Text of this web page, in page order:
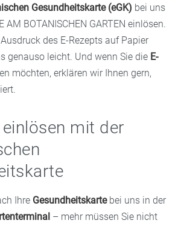
Gesundheitskarte (eGK) bei uns
AM BOTANISCHEN GARTEN einlösen.
des E-Rezepts auf Papier
genauso leicht. Und wenn Sie die E-
möchten, erklären wir Ihnen gern,
einlösen mit der
Ihre Gesundheitskartebei uns in der
– mehr müssen Sie nicht